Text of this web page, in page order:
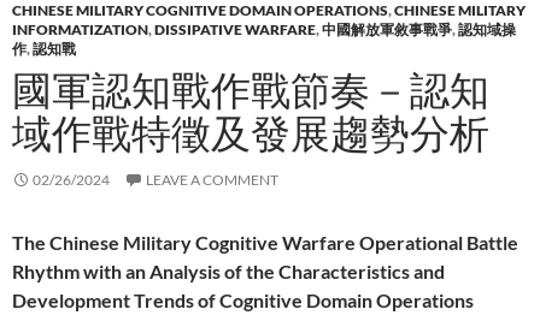
CHINESE MILITARY COGNITIVE DOMAIN OPERATIONS,CHINESE MILITARY
INFORMATIZATION,DISSIPATIVE WARFARE,中國解放軍敘事戰爭,認知域操
作,認知戰
國軍認知戰作戰節奏－認知
域作戰特徵及發展趨勢分析
02/26/2024 LEAVE A COMMENT
The Chinese Military Cognitive Warfare Operational Battle
Rhythm with an Analysis of the Characteristics and
Development Trends of Cognitive Domain Operations